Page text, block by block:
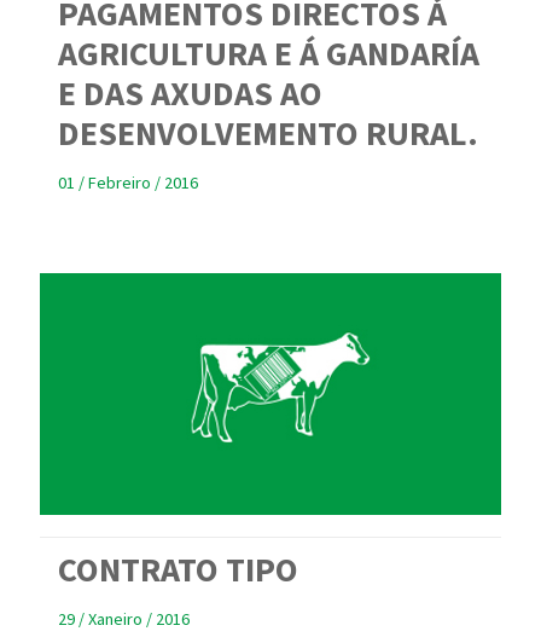
PAGAMENTOS DIRECTOS Á
AGRICULTURA E Á GANDARÍA
E DAS AXUDAS AO
DESENVOLVEMENTO RURAL.
01 / Febreiro / 2016
CONTRATO TIPO
29 / Xaneiro / 2016